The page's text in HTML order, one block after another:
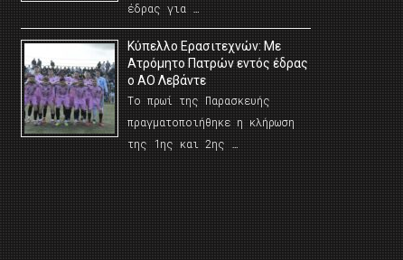
έδρας για …
Κύπελλο Ερασιτεχνών: Με
Ατρόμητο Πατρών εντός έδρας
ο ΑΟ Λεβάντε
Το πρωί της Παρασκευής
πραγματοποιήθηκε η κλήρωση
της 1ης και 2ης …